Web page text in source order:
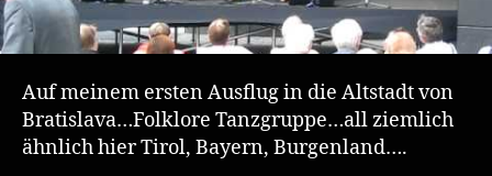
Auf meinem ersten Ausflug in die Altstadt von
Bratislava…Folklore Tanzgruppe…all ziemlich
ähnlich hier Tirol, Bayern, Burgenland….